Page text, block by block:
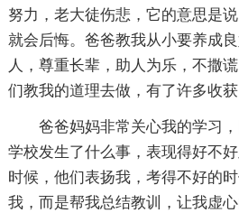
努力，老大徒伤悲，它的意思是
就会后悔。爸爸教我从小要养成
人，尊重长辈，助人为乐，不撒
们教我的道理去做，有了许多收获
爸爸妈妈非常关心我的学习
学校发生了什么事，表现得好不
时候，他们表扬我，考得不好的
我，而是帮我总结教训，让我虚心